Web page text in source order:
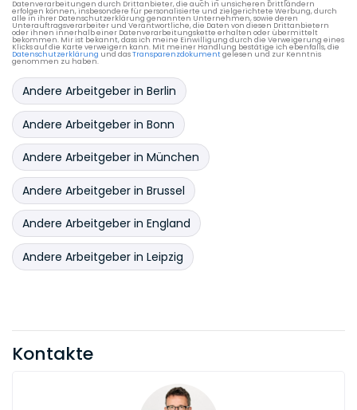
Presse- und Verlagsrecht Privatisierungsrecht
Produkthaftungsrecht Regulierungsrecht
Seerecht Sozialrecht
Steuerrecht Steuerstrafrecht
Subventionsrecht Telekommunikationsrecht
Transport- und Speditionsrecht
Urheber- und Medienrecht Vergaberecht
Verkehrsrecht Versicherungsrecht
Wirtschaftsstrafrecht
Datenverarbeitungen durch Drittanbieter, die auch in unsicheren Drittländern
erfolgen können, insbesondere für personalisierte und zielgerichtete Werbung, durch
alle in ihrer Datenschutzerklärung genannten Unternehmen, sowie deren
Unterauftragsverarbeiter und Verantwortliche, die Daten von diesen Drittanbietern
oder ihnen innerhalb einer Datenverarbeitungskette erhalten oder übermittelt
bekommen. Mir ist bekannt, dass ich meine Einwilligung durch die Verweigerung eines
Klicks auf die Karte verweigern kann. Mit meiner Handlung bestätige ich ebenfalls, die
Datenschutzerklärung und dasTransparenzdokumentgelesen und zur Kenntnis
genommen zu haben.
Andere Arbeitgeber in Berlin
Andere Arbeitgeber in Bonn
Andere Arbeitgeber in München
Andere Arbeitgeber in Brussel
Andere Arbeitgeber in England
Andere Arbeitgeber in Leipzig
Kontakte